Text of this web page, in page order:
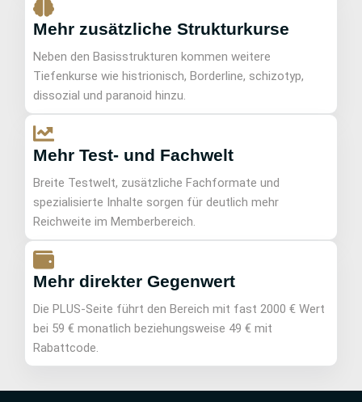
Mehr zusätzliche Strukturkurse
Neben den Basisstrukturen kommen weitere
Tiefenkurse wie histrionisch, Borderline, schizotyp,
dissozial und paranoid hinzu.
Mehr Test- und Fachwelt
Breite Testwelt, zusätzliche Fachformate und
spezialisierte Inhalte sorgen für deutlich mehr
Reichweite im Memberbereich.
Mehr direkter Gegenwert
Die PLUS-Seite führt den Bereich mit fast 2000 € Wert
bei 59 € monatlich beziehungsweise 49 € mit
Rabattcode.